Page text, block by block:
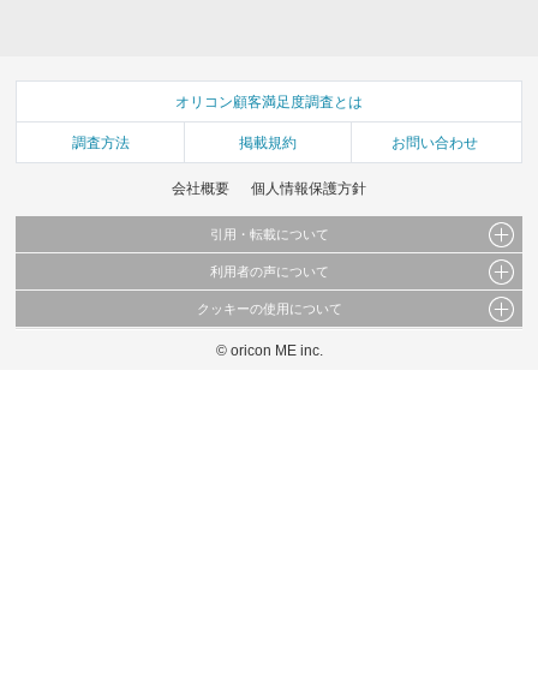
オリコン顧客満足度調査とは
調査方法 掲載規約 お問い合わせ
会社概要 個人情報保護方針
引用・転載について
当サイトで公開されている情報（文字、写真、イラスト、画像データ等）及びこれらの配
これらの情報を権利者の許可なく無断転載・複製などの二次利用を行うことは固く禁じて
利用者の声について
当サイトに掲載している内容はすべてサービスの利用者が提出された見解・感想です。
弊社の見解・ 意見ではないことをご理解いただいた上でご覧ください。
クッキーの使用について
このサイトでは Cookie を使用して、ユーザーに合わせたコンテンツや広告の表示、ソー
© oricon ME inc.